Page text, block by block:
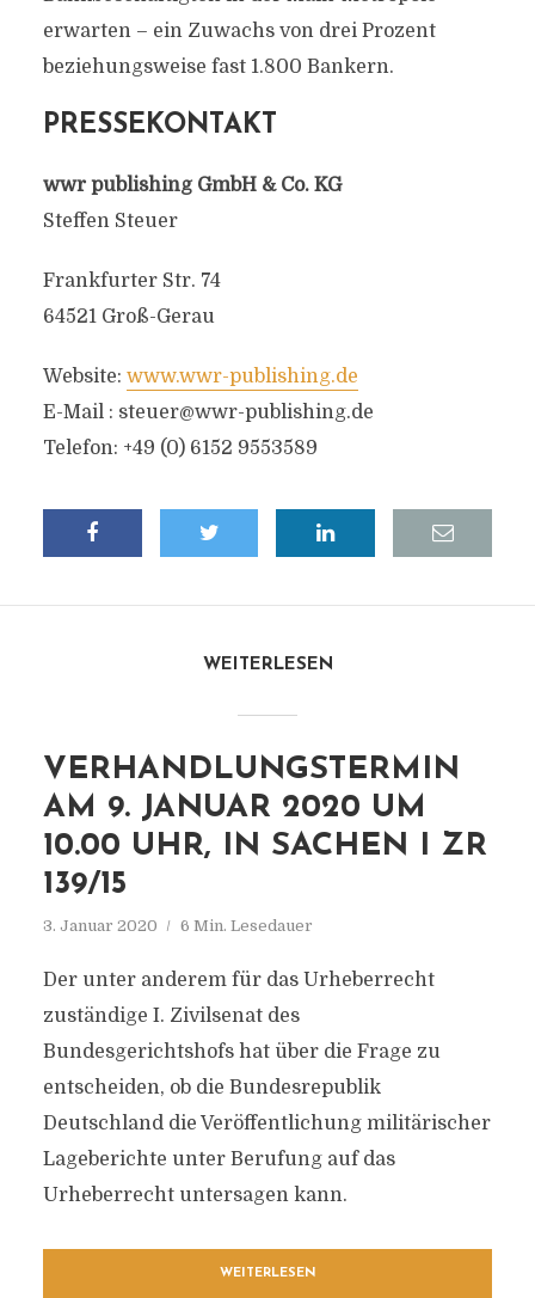
erwarten – ein Zuwachs von drei Prozent
beziehungsweise fast 1.800 Bankern.
PRESSEKONTAKT
wwr publishing GmbH & Co. KG
Steffen Steuer
Frankfurter Str. 74
64521 Groß-Gerau
Website: www.wwr-publishing.de
E-Mail : steuer@wwr-publishing.de
Telefon: +49 (0) 6152 9553589
WEITERLESEN
VERHANDLUNGSTERMIN
AM 9. JANUAR 2020 UM
10.00 UHR, IN SACHEN I ZR
139/15
3. Januar 2020 6 Min. Lesedauer
Der unter anderem für das Urheberrecht
zuständige I. Zivilsenat des
Bundesgerichtshofs hat über die Frage zu
entscheiden, ob die Bundesrepublik
Deutschland die Veröffentlichung militärischer
Lageberichte unter Berufung auf das
Urheberrecht untersagen kann.
WEITERLESEN